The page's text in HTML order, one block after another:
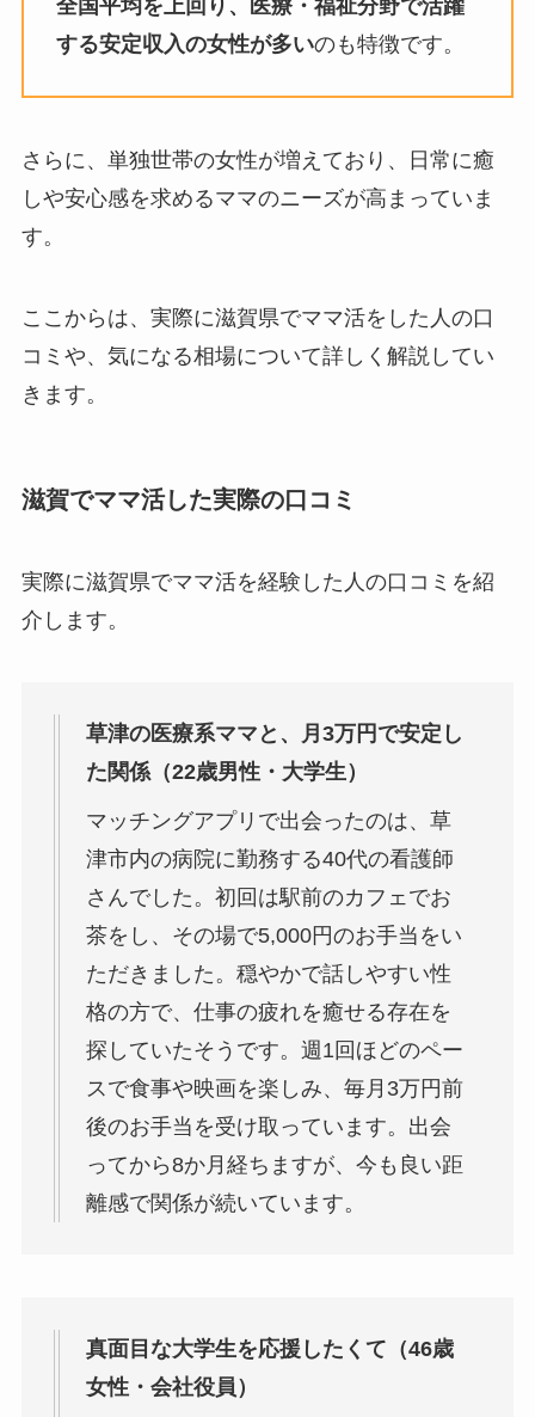
全国平均を上回り、医療・福祉分野で活躍
する安定収入の女性が多いのも特徴です。
さらに、単独世帯の女性が増えており、日常に癒
しや安心感を求めるママのニーズが高まっていま
す。
ここからは、実際に滋賀県でママ活をした人の口
コミや、気になる相場について詳しく解説してい
きます。
滋賀でママ活した実際の口コミ
実際に滋賀県でママ活を経験した人の口コミを紹
介します。
草津の医療系ママと、月3万円で安定し
た関係（22歳男性・大学生）
マッチングアプリで出会ったのは、草
津市内の病院に勤務する40代の看護師
さんでした。初回は駅前のカフェでお
茶をし、その場で5,000円のお手当をい
ただきました。穏やかで話しやすい性
格の方で、仕事の疲れを癒せる存在を
探していたそうです。週1回ほどのペー
スで食事や映画を楽しみ、毎月3万円前
後のお手当を受け取っています。出会
ってから8か月経ちますが、今も良い距
離感で関係が続いています。
真面目な大学生を応援したくて（46歳
女性・会社役員）